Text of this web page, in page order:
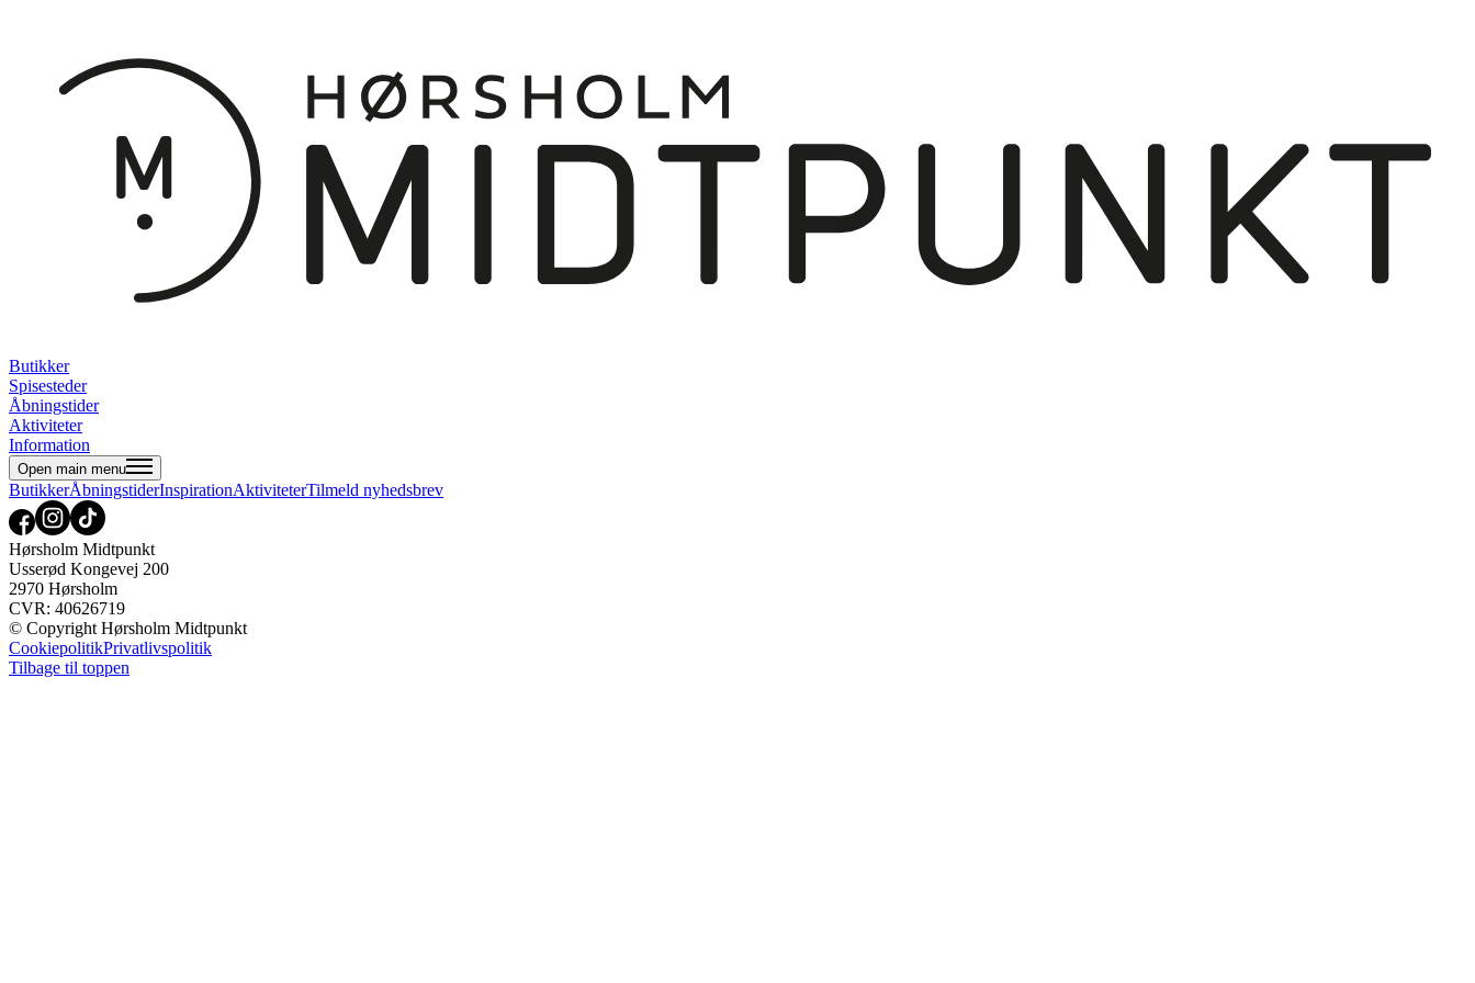
Butikker
Spisesteder
Åbningstider
Aktiviteter
Information
Open main menu
ButikkerÅbningstiderInspirationAktiviteterTilmeld nyhedsbrev
Hørsholm Midtpunkt
Usserød Kongevej 200
2970 Hørsholm
CVR: 40626719
© Copyright Hørsholm Midtpunkt
CookiepolitikPrivatlivspolitik
Tilbage til toppen